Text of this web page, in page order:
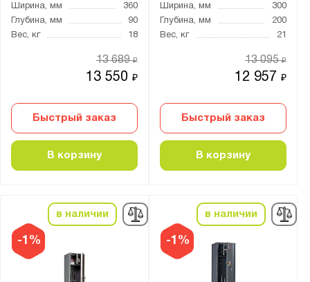
Ширина, мм
360
Глубина, мм
90
Вес, кг
18
13 550₽
13 689₽
Быстрый заказ
В корзину
Ширина, мм
300
Глубина, мм
200
Вес, кг
21
12 957₽
13 095₽
Быстрый заказ
В корзину
-1%
в наличии
-1%
в наличии